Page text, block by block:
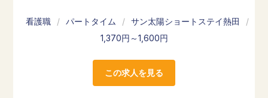
看護職 / パートタイム / サン太陽ショートステイ熱田
/
1,370円～1,600円
この求人を見る